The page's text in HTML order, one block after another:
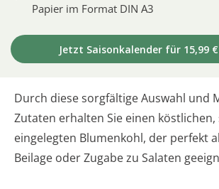
Papier im Format DIN A3
Jetzt Saisonkalender für 15,99
Durch diese sorgfältige Auswahl und
Zutaten erhalten Sie einen köstlichen,
eingelegten Blumenkohl, der perfekt
Beilage oder Zugabe zu Salaten